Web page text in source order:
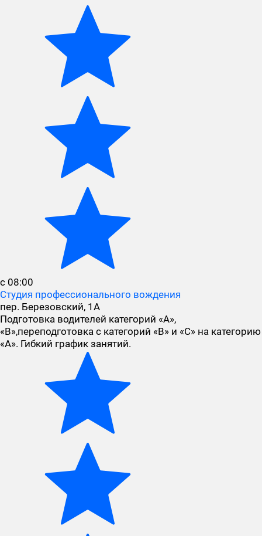
с 08:00
Студия профессионального вождения
пер. Березовский, 1А
Подготовка водителей категорий «А»,
«В»,переподготовка с категорий «В» и «С» на категорию
«А». Гибкий график занятий.